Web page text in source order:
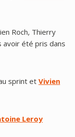
Roch, Thierry
avoir été pris dans
sprint et Vivien
Leroy